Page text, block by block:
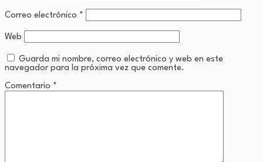
Correo electrónico *
Web
Guarda mi nombre, correo electrónico y web en este
navegador para la próxima vez que comente.
Comentario *